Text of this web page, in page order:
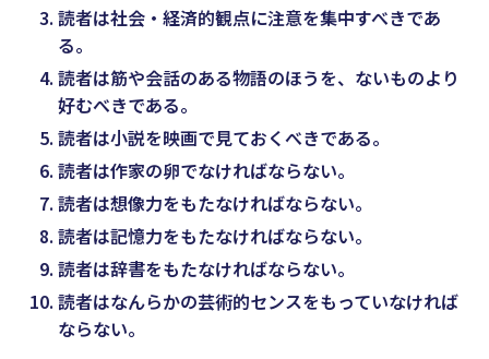
読者は社会・経済的観点に注意を集中すべきであ
る。
読者は筋や会話のある物語のほうを、ないものより
好むべきである。
読者は小説を映画で見ておくべきである。
読者は作家の卵でなければならない。
読者は想像力をもたなければならない。
読者は記憶力をもたなければならない。
読者は辞書をもたなければならない。
読者はなんらかの芸術的センスをもっていなければ
ならない。